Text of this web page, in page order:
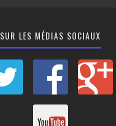
SUR LES MÉDIAS SOCIAUX